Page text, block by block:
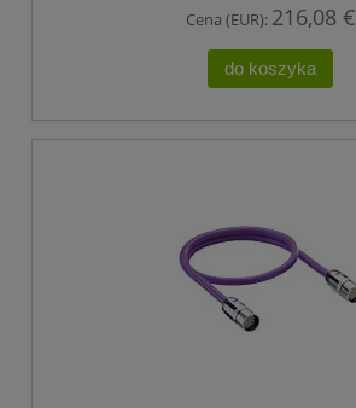
Cena (EUR): 216,08 €
do koszyka